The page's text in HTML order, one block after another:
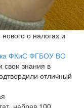
о налогах и
ФКиС ФГБОУ ВО
свои знания в
отличный